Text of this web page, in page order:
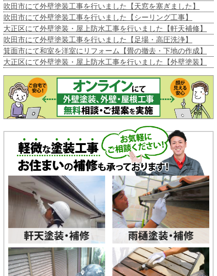
吹田市にて外壁塗装工事を行いました【天窓を塞ぎました】
吹田市にて外壁塗装工事を行いました【シーリング工事】
大正区にて外壁塗装・屋上防水工事を行いました【軒天補修】
吹田市にて外壁塗装工事を行いました【足場・高圧洗浄】
箕面市にて和室を洋室にリフォーム【畳の撤去・下地の作成】
大正区にて外壁塗装・屋上防水工事を行いました【外壁塗装】